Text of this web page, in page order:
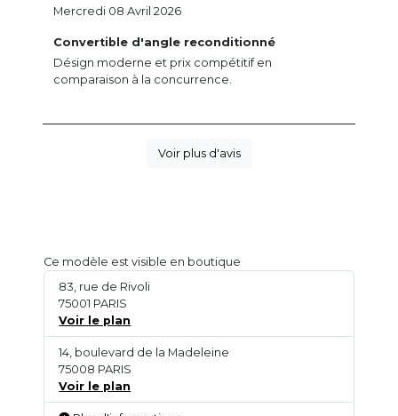
Convertible d'angle reconditionné
Désign moderne et prix compétitif en
comparaison à la concurrence.
Mercredi 08 Avril 2026
Voir plus d'avis
Ce modèle est visible en boutique
83, rue de Rivoli
75001 PARIS
Voir le plan
14, boulevard de la Madeleine
75008 PARIS
Voir le plan